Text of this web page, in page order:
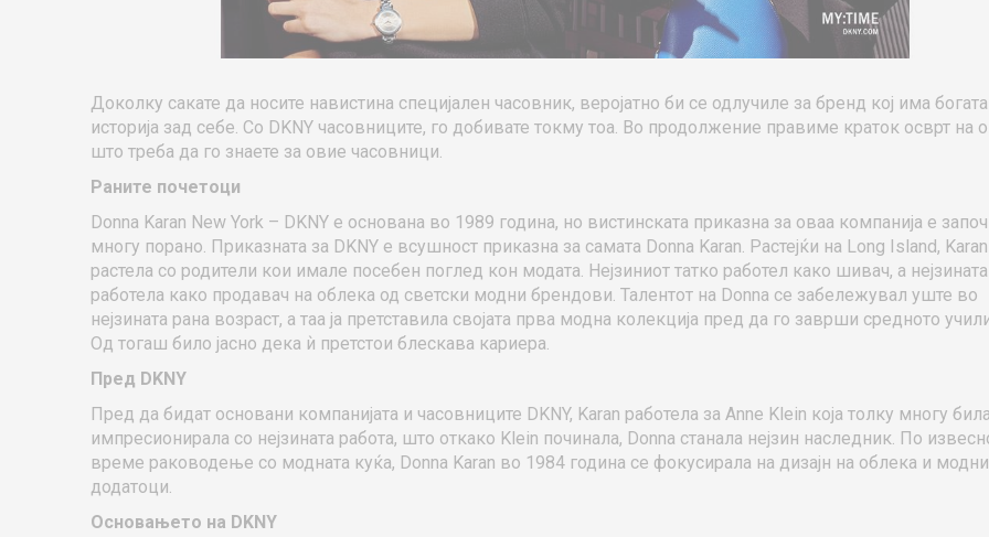
Доколку сакате да носите навистина специјален часовник, веројатно би се одлучиле за бренд кој има богата
историја зад себе. Со DKNY часовниците, го добивате токму тоа. Во продолжение правиме краток осврт на
што треба да го знаете за овие часовници.
Раните почетоци
Donna Karan New York – DKNY е основана во 1989 година, но вистинската приказна за оваа компанија е
многу порано. Приказната за DKNY е всушност приказна за самата Donna Karan. Растејќи на Long Island, Karan
растела со родители кои имале посебен поглед кон модата. Нејзиниот татко работел како шивач, а нејзината
работела како продавач на облека од светски модни брендови. Талентот на Donna се забележувал уште во
нејзината рана возраст, а таа ја претставила својата прва модна колекција пред да го заврши средното
Од тогаш било јасно дека ѝ претстои блескава кариера.
Пред DKNY
Пред да бидат основани компанијата и часовниците DKNY, Karan работела за Anne Klein која толку многу била
импресионирала со нејзината работа, што откако Klein починала, Donna станала нејзин наследник. По
време раководење со модната куќа, Donna Karan во 1984 година се фокусирала на дизајн на облека и модни
додатоци.
Основањето на DKNY